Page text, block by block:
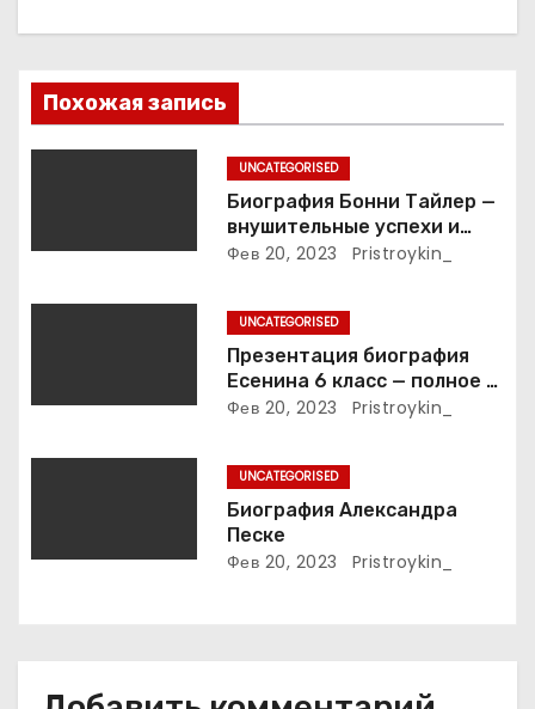
п
о
а
п
с
я
Похожая запись
UNCATEGORISED
Биография Бонни Тайлер —
внушительные успехи и
интимные подробности
Фев 20, 2023 Pristroykin_
UNCATEGORISED
Презентация биография
Есенина 6 класс — полное и
подробное описание жизни
Фев 20, 2023 Pristroykin_
UNCATEGORISED
Биография Александра
Песке
Фев 20, 2023 Pristroykin_